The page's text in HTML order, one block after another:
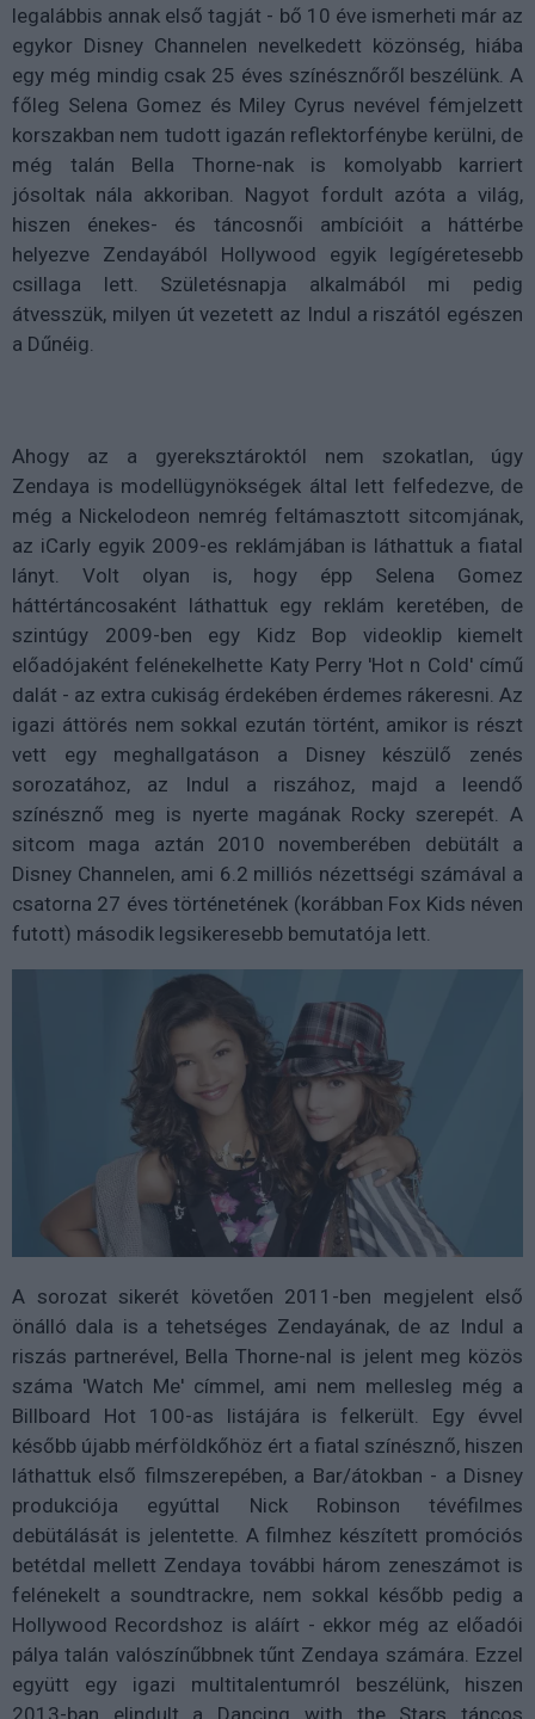
legalábbis annak első tagját - bő 10 éve ismerheti már az
egykor Disney Channelen nevelkedett közönség, hiába
egy még mindig csak 25 éves színésznőről beszélünk. A
főleg Selena Gomez és Miley Cyrus nevével fémjelzett
korszakban nem tudott igazán reflektorfénybe kerülni, de
még talán Bella Thorne-nak is komolyabb karriert
jósoltak nála akkoriban. Nagyot fordult azóta a világ,
hiszen énekes- és táncosnői ambícióit a háttérbe
helyezve Zendayából Hollywood egyik legígéretesebb
csillaga lett. Születésnapja alkalmából mi pedig
átvesszük, milyen út vezetett az Indul a riszától egészen
a Dűnéig.
Ahogy az a gyereksztároktól nem szokatlan, úgy
Zendaya is modellügynökségek által lett felfedezve, de
még a Nickelodeon nemrég feltámasztott sitcomjának,
az iCarly egyik 2009-es reklámjában is láthattuk a fiatal
lányt. Volt olyan is, hogy épp Selena Gomez
háttértáncosaként láthattuk egy reklám keretében, de
szintúgy 2009-ben egy Kidz Bop videoklip kiemelt
előadójaként felénekelhette Katy Perry 'Hot n Cold' című
dalát - az extra cukiság érdekében érdemes rákeresni. Az
igazi áttörés nem sokkal ezután történt, amikor is részt
vett egy meghallgatáson a Disney készülő zenés
sorozatához, az Indul a riszához, majd a leendő
színésznő meg is nyerte magának Rocky szerepét. A
sitcom maga aztán 2010 novemberében debütált a
Disney Channelen, ami 6.2 milliós nézettségi számával a
csatorna 27 éves történetének (korábban Fox Kids néven
futott) második legsikeresebb bemutatója lett.
A sorozat sikerét követően 2011-ben megjelent első
önálló dala is a tehetséges Zendayának, de az Indul a
riszás partnerével, Bella Thorne-nal is jelent meg közös
száma 'Watch Me' címmel, ami nem mellesleg még a
Billboard Hot 100-as listájára is felkerült. Egy évvel
később újabb mérföldkőhöz ért a fiatal színésznő, hiszen
láthattuk első filmszerepében, a Bar/átokban - a Disney
produkciója egyúttal Nick Robinson tévéfilmes
debütálását is jelentette. A filmhez készített promóciós
betétdal mellett Zendaya további három zeneszámot is
felénekelt a soundtrackre, nem sokkal később pedig a
Hollywood Recordshoz is aláírt - ekkor még az előadói
pálya talán valószínűbbnek tűnt Zendaya számára. Ezzel
együtt egy igazi multitalentumról beszélünk, hiszen
2013-ban elindult a Dancing with the Stars táncos